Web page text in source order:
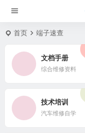
首页 端子速查
文档手册
综合维修资料
技术培训
汽车维修自学